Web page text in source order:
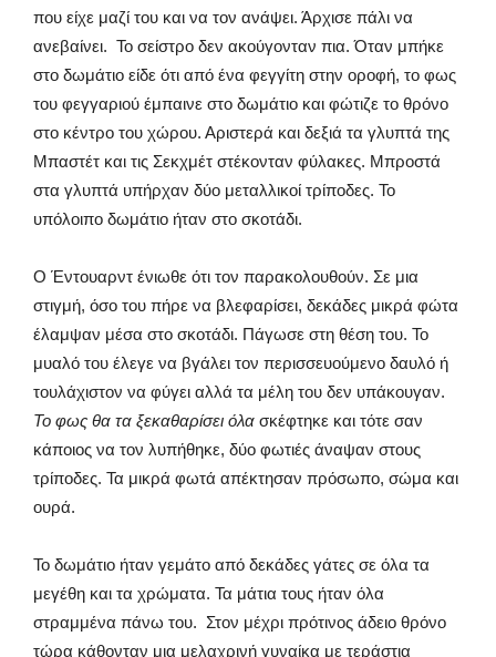
που είχε μαζί του και να τον ανάψει. Άρχισε πάλι να
ανεβαίνει. Το σείστρο δεν ακούγονταν πια. Όταν μπήκε
στο δωμάτιο είδε ότι από ένα φεγγίτη στην οροφή, το φως
του φεγγαριού έμπαινε στο δωμάτιο και φώτιζε το θρόνο
στο κέντρο του χώρου. Αριστερά και δεξιά τα γλυπτά της
Μπαστέτ και τις Σεκχμέτ στέκονταν φύλακες. Μπροστά
στα γλυπτά υπήρχαν δύο μεταλλικοί τρίποδες. Το
υπόλοιπο δωμάτιο ήταν στο σκοτάδι.
Ο Έντουαρντ ένιωθε ότι τον παρακολουθούν. Σε μια
στιγμή, όσο του πήρε να βλεφαρίσει, δεκάδες μικρά φώτα
έλαμψαν μέσα στο σκοτάδι. Πάγωσε στη θέση του. Το
μυαλό του έλεγε να βγάλει τον περισσευούμενο δαυλό ή
τουλάχιστον να φύγει αλλά τα μέλη του δεν υπάκουγαν.
Το φως θα τα ξεκαθαρίσει όλα σκέφτηκε και τότε σαν
κάποιος να τον λυπήθηκε, δύο φωτιές άναψαν στους
τρίποδες. Τα μικρά φωτά απέκτησαν πρόσωπο, σώμα και
ουρά.
Το δωμάτιο ήταν γεμάτο από δεκάδες γάτες σε όλα τα
μεγέθη και τα χρώματα. Τα μάτια τους ήταν όλα
στραμμένα πάνω του. Στον μέχρι πρότινος άδειο θρόνο
τώρα κάθονταν μια μελαχρινή γυναίκα με τεράστια